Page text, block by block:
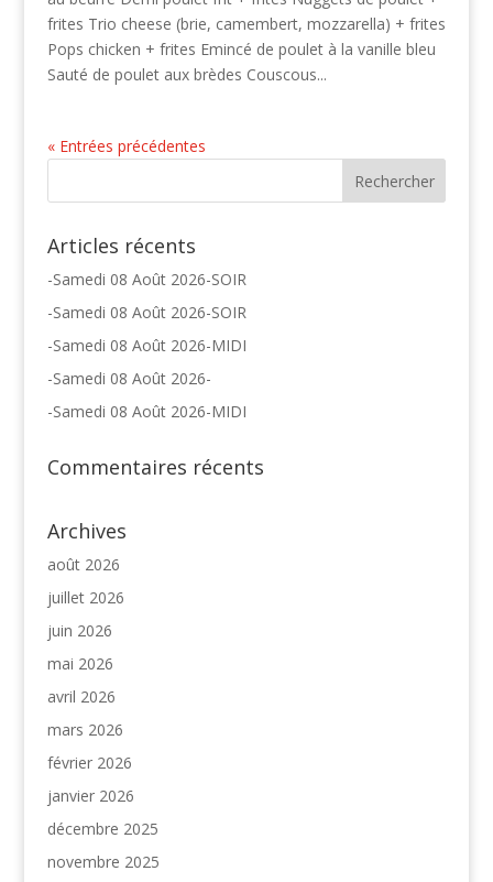
frites Trio cheese (brie, camembert, mozzarella) + frites
Pops chicken + frites Emincé de poulet à la vanille bleu
Sauté de poulet aux brèdes Couscous...
« Entrées précédentes
Articles récents
-Samedi 08 Août 2026-SOIR
-Samedi 08 Août 2026-SOIR
-Samedi 08 Août 2026-MIDI
-Samedi 08 Août 2026-
-Samedi 08 Août 2026-MIDI
Commentaires récents
Archives
août 2026
juillet 2026
juin 2026
mai 2026
avril 2026
mars 2026
février 2026
janvier 2026
décembre 2025
novembre 2025